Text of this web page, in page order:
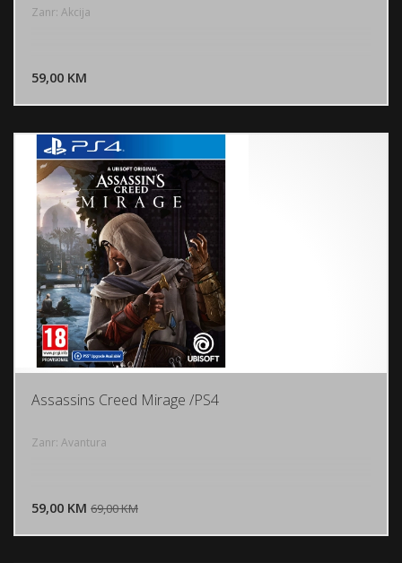
Zanr: Akcija
59,00 KM
Assassins Creed Mirage /PS4
Zanr: Avantura
59,00 KM 69,00 KM